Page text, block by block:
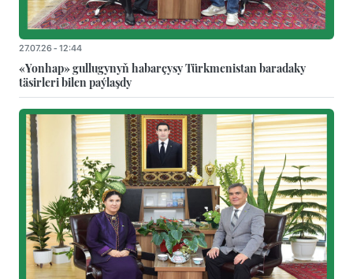
27.07.26 - 12:44
«Yonhap» gullugynyň habarçysy Türkmenistan baradaky
täsirleri bilen paýlaşdy